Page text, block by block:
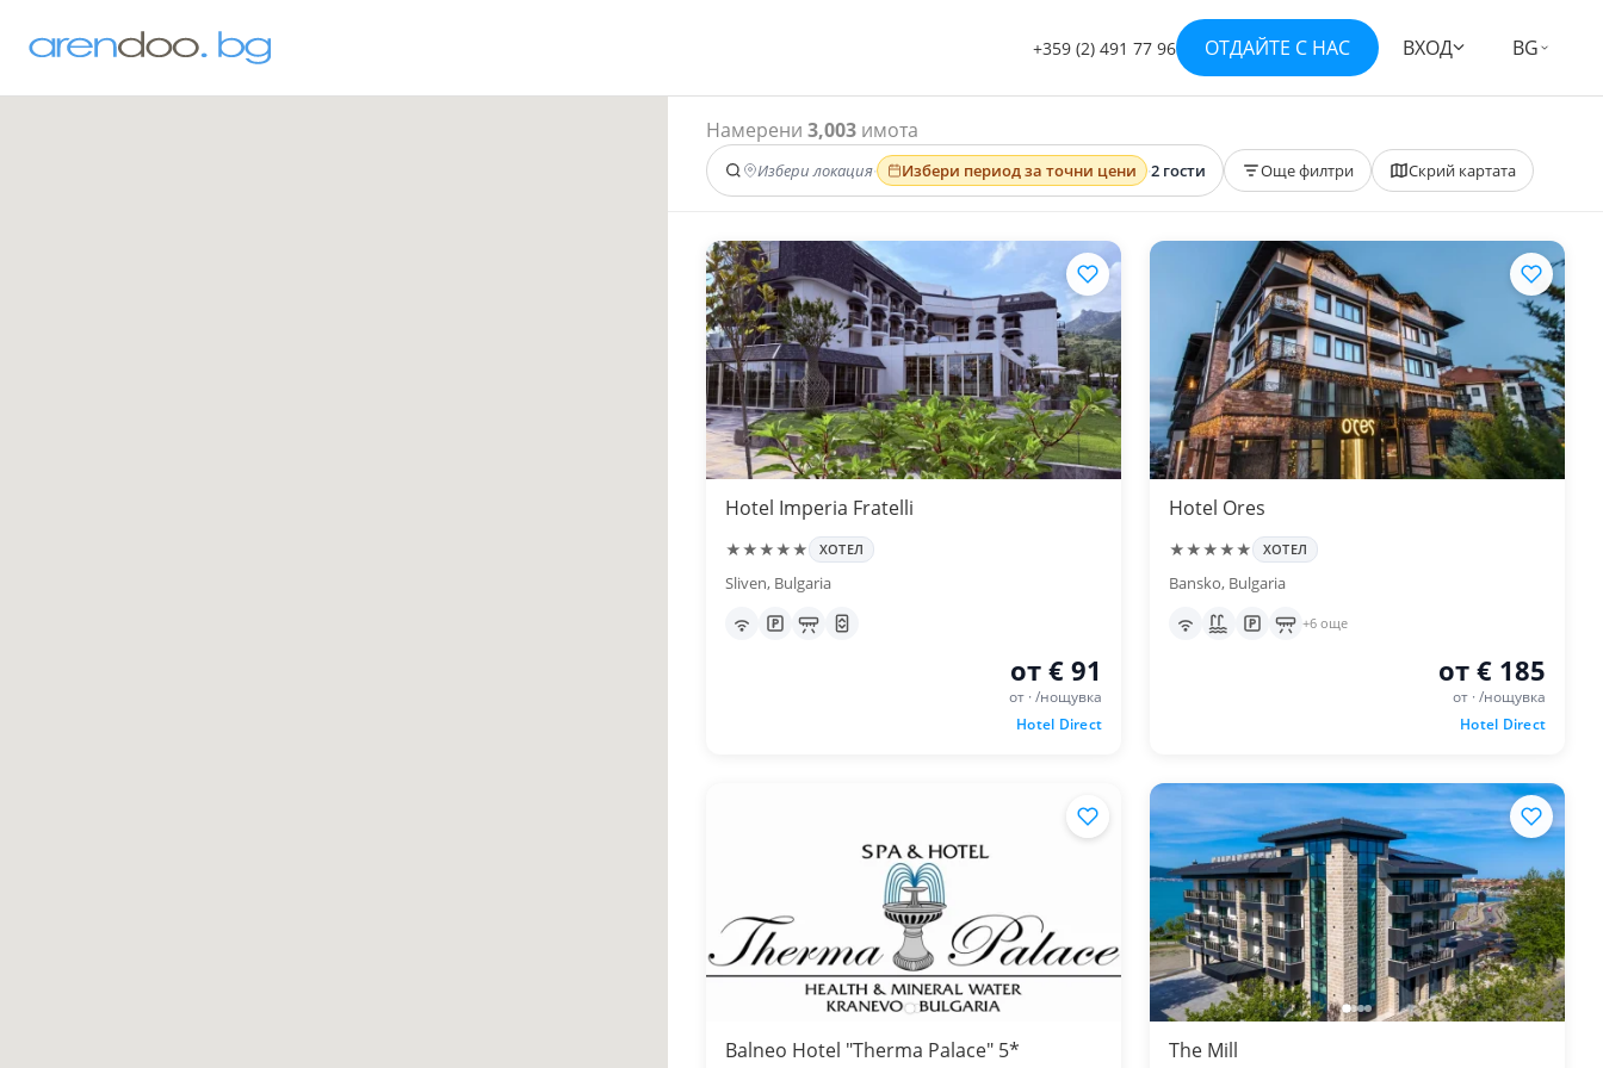
+359 (2) 491 77 96 ОТДАЙТЕ С НАС ВХОД BG
Намерени 3,003 имота
Избери локация· Избери период за точни цени ·2 гости Още филтри Скрий картата
Hotel Imperia Fratelli
★★★★★ ХОТЕЛ
Sliven, Bulgaria
от € 91
от · /нощувка
Hotel Direct
Hotel Ores
★★★★★ ХОТЕЛ
Bansko, Bulgaria
+6 още
от € 185
от · /нощувка
Hotel Direct
Balneo Hotel "Therma Palace" 5* The Mill